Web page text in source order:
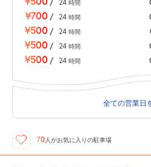
/ 24 時間
¥700 / 24 時間
¥500 / 24 時間
¥500 / 24 時間
¥500 / 24 時間
全ての営業日
70人がお気に入りの駐車場